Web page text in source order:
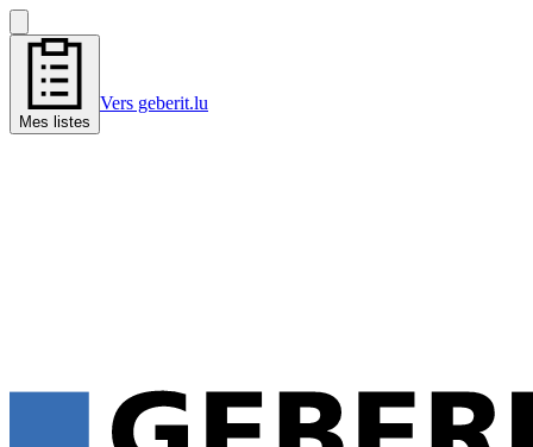
Mes listes
Vers geberit.lu